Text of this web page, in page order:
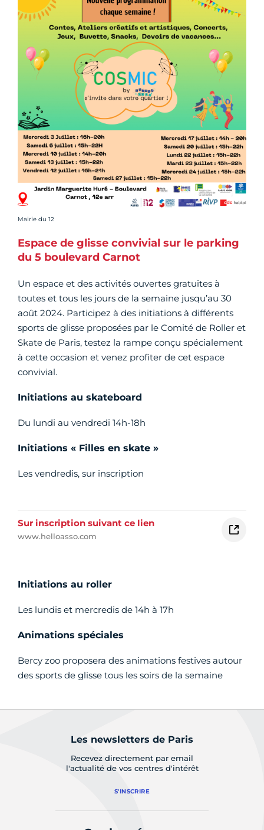
Crédit photo :
Mairie du 12
Espace de glisse convivial sur le parking
du 5 boulevard Carnot
Un espace et des activités ouvertes gratuites à
toutes et tous les jours de la semaine jusqu’au 30
août 2024. Participez à des initiations à différents
sports de glisse proposées par le Comité de Roller et
Skate de Paris, testez la rampe conçu spécialement
à cette occasion et venez profiter de cet espace
convivial.
Initiations au skateboard
Du lundi au vendredi 14h-18h
Initiations « Filles en skate »
Les vendredis, sur inscription
Sur inscription suivant ce lien
www.helloasso.com
Initiations au roller
Les lundis et mercredis de 14h à 17h
Animations spéciales
Bercy zoo proposera des animations festives autour
des sports de glisse tous les soirs de la semaine
Les newsletters de Paris
Recevez directement par email
l'actualité de vos centres d'intérêt
S'INSCRIRE